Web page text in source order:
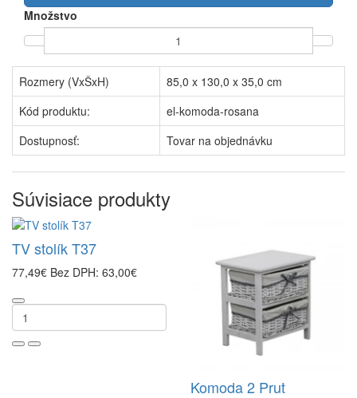
Množstvo
Rozmery (VxŠxH)
85,0 x 130,0 x 35,0 cm
Kód produktu:
el-komoda-rosana
Dostupnosť:
Tovar na objednávku
Súvisiace produkty
TV stolík T37
77,49€ Bez DPH: 63,00€
Komoda 2 Prut